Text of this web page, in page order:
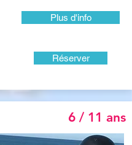
Plus d'info
Réserver
6 / 11 ans